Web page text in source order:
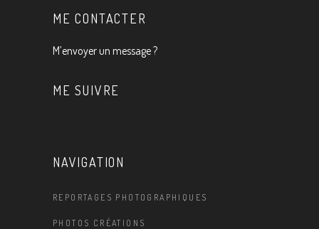
ME CONTACTER
M’envoyer un message ?
ME SUIVRE
NAVIGATION
REPORTAGES PHOTOGRAPHIQUES
PHOTOS CRÉATIONS